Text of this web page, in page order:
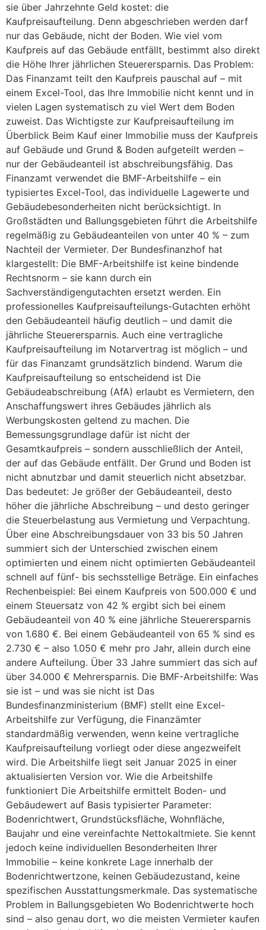
sie über Jahrzehnte Geld kostet: die
Kaufpreisaufteilung. Denn abgeschrieben werden darf
nur das Gebäude, nicht der Boden. Wie viel vom
Kaufpreis auf das Gebäude entfällt, bestimmt also direkt
die Höhe Ihrer jährlichen Steuerersparnis. Das Problem:
Das Finanzamt teilt den Kaufpreis pauschal auf – mit
einem Excel-Tool, das Ihre Immobilie nicht kennt und in
vielen Lagen systematisch zu viel Wert dem Boden
zuweist. Das Wichtigste zur Kaufpreisaufteilung im
Überblick Beim Kauf einer Immobilie muss der Kaufpreis
auf Gebäude und Grund & Boden aufgeteilt werden –
nur der Gebäudeanteil ist abschreibungsfähig. Das
Finanzamt verwendet die BMF-Arbeitshilfe – ein
typisiertes Excel-Tool, das individuelle Lagewerte und
Gebäudebesonderheiten nicht berücksichtigt. In
Großstädten und Ballungsgebieten führt die Arbeitshilfe
regelmäßig zu Gebäudeanteilen von unter 40 % – zum
Nachteil der Vermieter. Der Bundesfinanzhof hat
klargestellt: Die BMF-Arbeitshilfe ist keine bindende
Rechtsnorm – sie kann durch ein
Sachverständigengutachten ersetzt werden. Ein
professionelles Kaufpreisaufteilungs-Gutachten erhöht
den Gebäudeanteil häufig deutlich – und damit die
jährliche Steuerersparnis. Auch eine vertragliche
Kaufpreisaufteilung im Notarvertrag ist möglich – und
für das Finanzamt grundsätzlich bindend. Warum die
Kaufpreisaufteilung so entscheidend ist Die
Gebäudeabschreibung (AfA) erlaubt es Vermietern, den
Anschaffungswert ihres Gebäudes jährlich als
Werbungskosten geltend zu machen. Die
Bemessungsgrundlage dafür ist nicht der
Gesamtkaufpreis – sondern ausschließlich der Anteil,
der auf das Gebäude entfällt. Der Grund und Boden ist
nicht abnutzbar und damit steuerlich nicht absetzbar.
Das bedeutet: Je größer der Gebäudeanteil, desto
höher die jährliche Abschreibung – und desto geringer
die Steuerbelastung aus Vermietung und Verpachtung.
Über eine Abschreibungsdauer von 33 bis 50 Jahren
summiert sich der Unterschied zwischen einem
optimierten und einem nicht optimierten Gebäudeanteil
schnell auf fünf- bis sechsstellige Beträge. Ein einfaches
Rechenbeispiel: Bei einem Kaufpreis von 500.000 € und
einem Steuersatz von 42 % ergibt sich bei einem
Gebäudeanteil von 40 % eine jährliche Steuerersparnis
von 1.680 €. Bei einem Gebäudeanteil von 65 % sind es
2.730 € – also 1.050 € mehr pro Jahr, allein durch eine
andere Aufteilung. Über 33 Jahre summiert das sich auf
über 34.000 € Mehrersparnis. Die BMF-Arbeitshilfe: Was
sie ist – und was sie nicht ist Das
Bundesfinanzministerium (BMF) stellt eine Excel-
Arbeitshilfe zur Verfügung, die Finanzämter
standardmäßig verwenden, wenn keine vertragliche
Kaufpreisaufteilung vorliegt oder diese angezweifelt
wird. Die Arbeitshilfe liegt seit Januar 2025 in einer
aktualisierten Version vor. Wie die Arbeitshilfe
funktioniert Die Arbeitshilfe ermittelt Boden- und
Gebäudewert auf Basis typisierter Parameter:
Bodenrichtwert, Grundstücksfläche, Wohnfläche,
Baujahr und eine vereinfachte Nettokaltmiete. Sie kennt
jedoch keine individuellen Besonderheiten Ihrer
Immobilie – keine konkrete Lage innerhalb der
Bodenrichtwertzone, keinen Gebäudezustand, keine
spezifischen Ausstattungsmerkmale. Das systematische
Problem in Ballungsgebieten Wo Bodenrichtwerte hoch
sind – also genau dort, wo die meisten Vermieter kaufen